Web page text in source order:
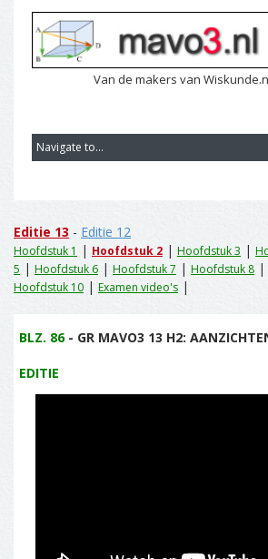
Van de makers van
Editie 13 - Editie 12
Hoofdstuk 1 | Hoofdstuk 2 | Hoofdstuk 3 |
5 | Hoofdstuk 6 | Hoofdstuk 7 | Hoofdstuk 8 |
Hoofdstuk 10 | Examen video's |
BLZ. 86- GR MAVO3 13 H2:
EDITIE